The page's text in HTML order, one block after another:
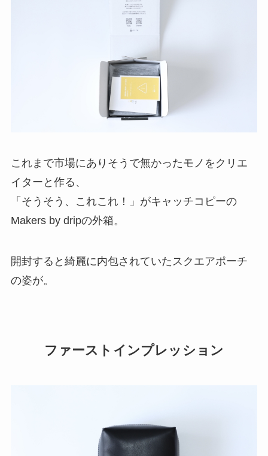
これまで市場にありそうで無かったモノをクリエ
イターと作る、
「そうそう、これこれ！」がキャッチコピーの
Makers by dripの外箱。
開封すると綺麗に内包されていたスクエアポーチ
の姿が。
ファーストインプレッション